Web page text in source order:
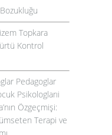
Topkara
Kontrol
Pedagoglar
Psikologlarıi
Özgeçmişi:
Terapi ve